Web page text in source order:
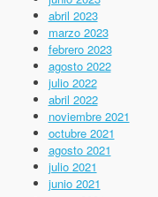
abril 2023
marzo 2023
febrero 2023
agosto 2022
julio 2022
abril 2022
noviembre 2021
octubre 2021
agosto 2021
julio 2021
junio 2021